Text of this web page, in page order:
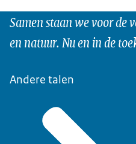
Samen staan we voor de
en natuur. Nu en in de
Andere talen